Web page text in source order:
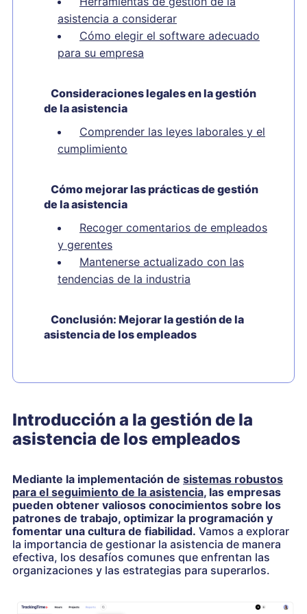
asistencia a considerar
Cómo elegir el software adecuado
para su empresa
Consideraciones legales en la gestión
de la asistencia
Comprender las leyes laborales y el
cumplimiento
Cómo mejorar las prácticas de gestión
de la asistencia
Recoger comentarios de empleados
y gerentes
Mantenerse actualizado con las
tendencias de la industria
Conclusión: Mejorar la gestión de la
asistencia de los empleados
Introducción a la gestión de la
asistencia de los empleados
Mediante la implementación de sistemas robustos
para el seguimiento de la asistencia, las empresas
pueden obtener valiosos conocimientos sobre los
patrones de trabajo, optimizar la programación y
fomentar una cultura de fiabilidad. Vamos a explorar
la importancia de gestionar la asistencia de manera
efectiva, los desafíos comunes que enfrentan las
organizaciones y las estrategias para superarlos.